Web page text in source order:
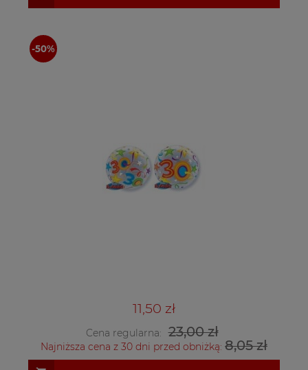
11,50 zł
Cena regularna: 23,00 zł
Najniższa cena z 30 dni przed obniżką: 8,05 zł